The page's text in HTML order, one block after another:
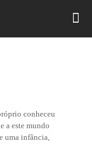
conheceu
a este mundo
uma infância,